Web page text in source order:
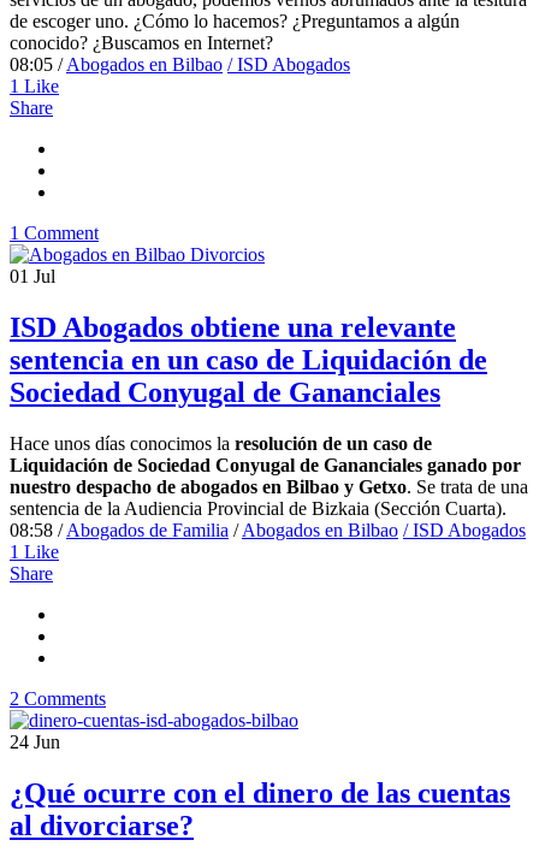
de escoger uno. ¿Cómo lo hacemos? ¿Preguntamos a algún
conocido? ¿Buscamos en Internet?
08:05 /Abogados en Bilbao / ISD Abogados
1 Like
Share
1 Comment
01 Jul
ISD Abogados obtiene una relevante
sentencia en un caso de Liquidación de
Sociedad Conyugal de Gananciales
Hace unos días conocimos la resolución de un caso de
Liquidación de Sociedad Conyugal de Gananciales ganado por
nuestro despacho de abogados en Bilbao y Getxo. Se trata de una
sentencia de la Audiencia Provincial de Bizkaia (Sección Cuarta).
08:58 /Abogados de Familia /Abogados en Bilbao / ISD Abogados
1 Like
Share
2 Comments
24 Jun
¿Qué ocurre con el dinero de las cuentas
al divorciarse?